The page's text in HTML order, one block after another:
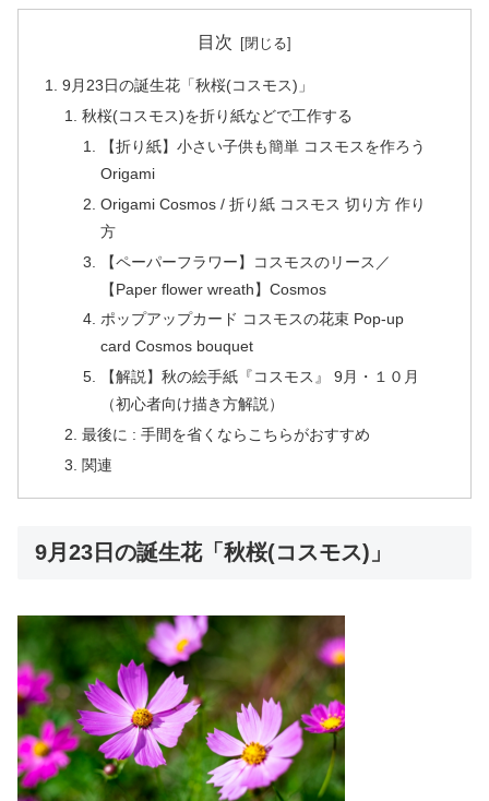
目次
9月23日の誕生花「秋桜(コスモス)」
秋桜(コスモス)を折り紙などで工作する
【折り紙】小さい子供も簡単 コスモスを作ろう
Origami
Origami Cosmos / 折り紙 コスモス 切り方 作り
方
【ペーパーフラワー】コスモスのリース／
【Paper flower wreath】Cosmos
ポップアップカード コスモスの花束 Pop-up
card Cosmos bouquet
【解説】秋の絵手紙『コスモス』 9月・１０月
（初心者向け描き方解説）
最後に : 手間を省くならこちらがおすすめ
関連
9月23日の誕生花「秋桜(コスモス)」